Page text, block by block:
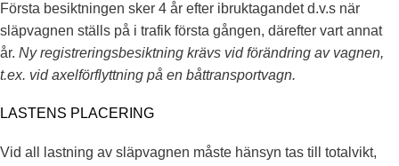
Första besiktningen sker 4 år efter ibruktagandet d.v.s när
släpvagnen ställs på i trafik första gången, därefter vart annat
år. Ny registreringsbesiktning krävs vid förändring av vagnen,
t.ex. vid axelförflyttning på en båttransportvagn.
LASTENS PLACERING
Vid all lastning av släpvagnen måste hänsyn tas till totalvikt,